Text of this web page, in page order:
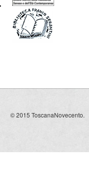
© 2015 ToscanaNovecento.